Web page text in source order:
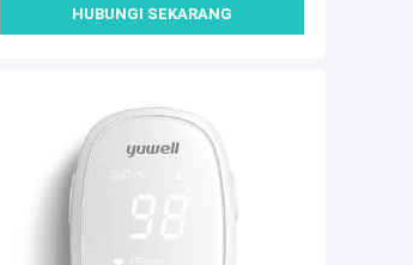
HUBUNGI SEKARANG